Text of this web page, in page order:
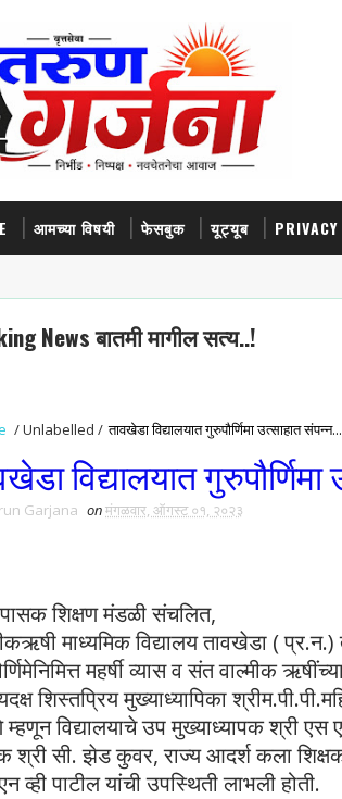
आमच्या विषयी फेसबुक यूट्यूब
News बातमी मागील सत्य..!
/Unlabelled / तावखेडा विद्यालयात गुरुपौर्णिमा उत्साहात
विद्यालयात
Garjana onमंगळवार, ऑगस्ट ०१, २०२३
शिक्षण मंडळी संचलित,
माध्यमिक विद्यालय तावखेडा (
महर्षी व्यास व संत वाल्मीक
शिस्तप्रिय मुख्याध्यापिका
म्हणून विद्यालयाचे उप मुख्याध्यापक श्री एस
श्री सी. झेड कुवर, राज्य आदर्श कला
व्ही पाटील यांची उपस्थिती लाभली होती.